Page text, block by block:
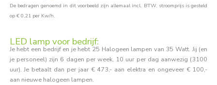
De bedragen genoemd in dit voorbeeld zijn allemaal incl. BTW, stroomprijs is gesteld
op € 0,21 per Kw/h.
LED lamp voor bedrijf:
Je hebt een bedrijf en je hebt 25 Halogeen lampen van 35 Watt. Jij (en
je personeel) zijn 6 dagen per week, 10 uur per dag aanwezig (3100
uur). Je betaalt dan per jaar € 473,- aan elektra en ongeveer € 100,-
aan nieuwe halogeen lampen.